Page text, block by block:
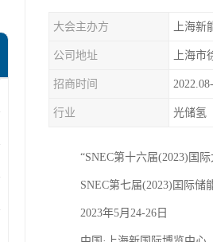
大会主办方 上海
公司地址
招商时间
行业 光储氢
“SNEC第十六届(2023)国
SNEC第七届(2023)囯际
2023年5月24-26日